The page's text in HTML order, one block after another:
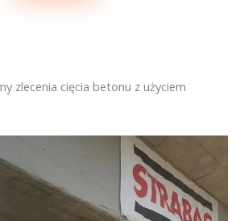
zlecenia cięcia betonu z użyciem